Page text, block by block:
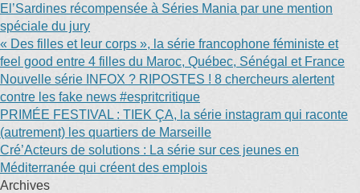
El’Sardines récompensée à Séries Mania par une mention
spéciale du jury
« Des filles et leur corps », la série francophone féministe et
feel good entre 4 filles du Maroc, Québec, Sénégal et France
Nouvelle série INFOX ? RIPOSTES ! 8 chercheurs alertent
contre les fake news #espritcritique
PRIMÉE FESTIVAL : TIEK ÇA, la série instagram qui raconte
(autrement) les quartiers de Marseille
Cré’Acteurs de solutions : La série sur ces jeunes en
Méditerranée qui créent des emplois
Archives